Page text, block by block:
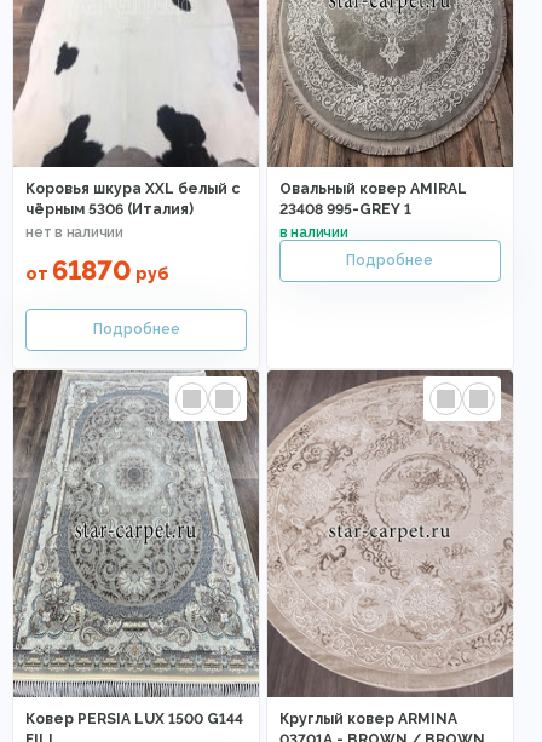
Коровья шкура XXL белый с
чёрным 5306 (Италия)
от 61870 руб
Овальный ковер AMIRAL
23408 995-GREY 1
Ковер PERSIA LUX 1500 G144
Круглый ковер ARMINA